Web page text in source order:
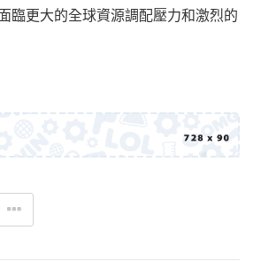
臨更大的全球資源調配壓力和激烈的